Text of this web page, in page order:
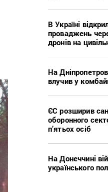
В Україні
проваджень
дронів на
На
влучив у
ЄС розширив
оборонного
п’ятьох осіб
На Донеччині
українського